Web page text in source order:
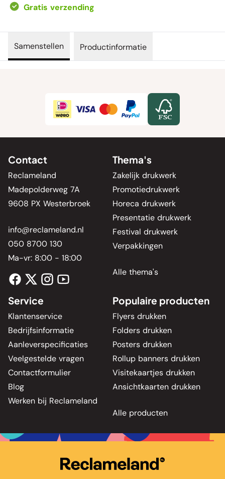
Gratis verzending
Samenstellen Productinformatie
Contact
Reclameland
Madepolderweg 7A
9608 PX Westerbroek
info@reclameland.nl
050 8700 130
Ma-vr: 8:00 - 18:00
Thema's
Zakelijk drukwerk
Promotiedrukwerk
Horeca drukwerk
Presentatie drukwerk
Festival drukwerk
Verpakkingen
Alle thema's
Service
Klantenservice
Bedrijfsinformatie
Aanleverspecificaties
Veelgestelde vragen
Contactformulier
Blog
Werken bij Reclameland
Populaire producten
Flyers drukken
Folders drukken
Posters drukken
Rollup banners drukken
Visitekaartjes drukken
Ansichtkaarten drukken
Alle producten